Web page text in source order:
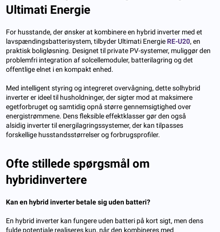
Ultimati Energie
For husstande, der ønsker at kombinere en hybrid inverter med et
lavspændingsbatterisystem, tilbyder Ultimati Energie RE-U20, en
praktisk boligløsning. Designet til private PV-systemer, muliggør den
problemfri integration af solcellemoduler, batterilagring og det
offentlige elnet i en kompakt enhed.
Med intelligent styring og integreret overvågning, dette solhybrid
inverter er ideel til husholdninger, der sigter mod at maksimere
egetforbruget og samtidig opnå større gennemsigtighed over
energistrømmene. Dens fleksible effektklasser gør den også
alsidig inverter til energilagringssystemer, der kan tilpasses
forskellige husstandsstørrelser og forbrugsprofiler.
Ofte stillede spørgsmål om
hybridinvertere
Kan en hybrid inverter betale sig uden batteri?
En hybrid inverter kan fungere uden batteri på kort sigt, men dens
fulde potentiale realiseres kun, når den kombineres med